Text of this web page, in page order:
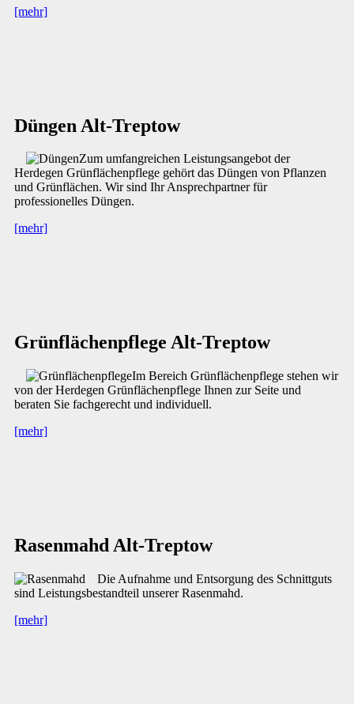
[mehr]
Düngen Alt-Treptow
Zum umfangreichen Leistungsangebot der
Herdegen Grünflächenpflege gehört das Düngen von Pflanzen
und Grünflächen. Wir sind Ihr Ansprechpartner für
professionelles Düngen.
[mehr]
Grünflächenpflege Alt-Treptow
Im Bereich Grünflächenpflege stehen wir
von der Herdegen Grünflächenpflege Ihnen zur Seite und
beraten Sie fachgerecht und individuell.
[mehr]
Rasenmahd Alt-Treptow
Die Aufnahme und Entsorgung des Schnittguts
sind Leistungsbestandteil unserer Rasenmahd.
[mehr]